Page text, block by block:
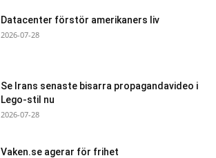
Datacenter förstör amerikaners liv
2026-07-28
Se Irans senaste bisarra propagandavideo i
Lego-stil nu
2026-07-28
Vaken.se agerar för frihet